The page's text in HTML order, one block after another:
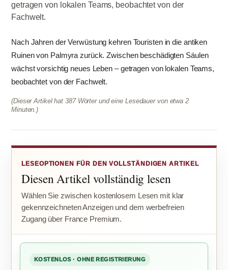
getragen von lokalen Teams, beobachtet von der
Fachwelt.
Nach Jahren der Verwüstung kehren Touristen in die antiken
Ruinen von Palmyra zurück. Zwischen beschädigten Säulen
wächst vorsichtig neues Leben – getragen von lokalen Teams,
beobachtet von der Fachwelt.
(Dieser Artikel hat 387 Wörter und eine Lesedauer von etwa 2
Minuten.)
LESEOPTIONEN FÜR DEN VOLLSTÄNDIGEN ARTIKEL
Diesen Artikel vollständig lesen
Wählen Sie zwischen kostenlosem Lesen mit klar
gekennzeichneten Anzeigen und dem werbefreien
Zugang über France Premium.
KOSTENLOS · OHNE REGISTRIERUNG